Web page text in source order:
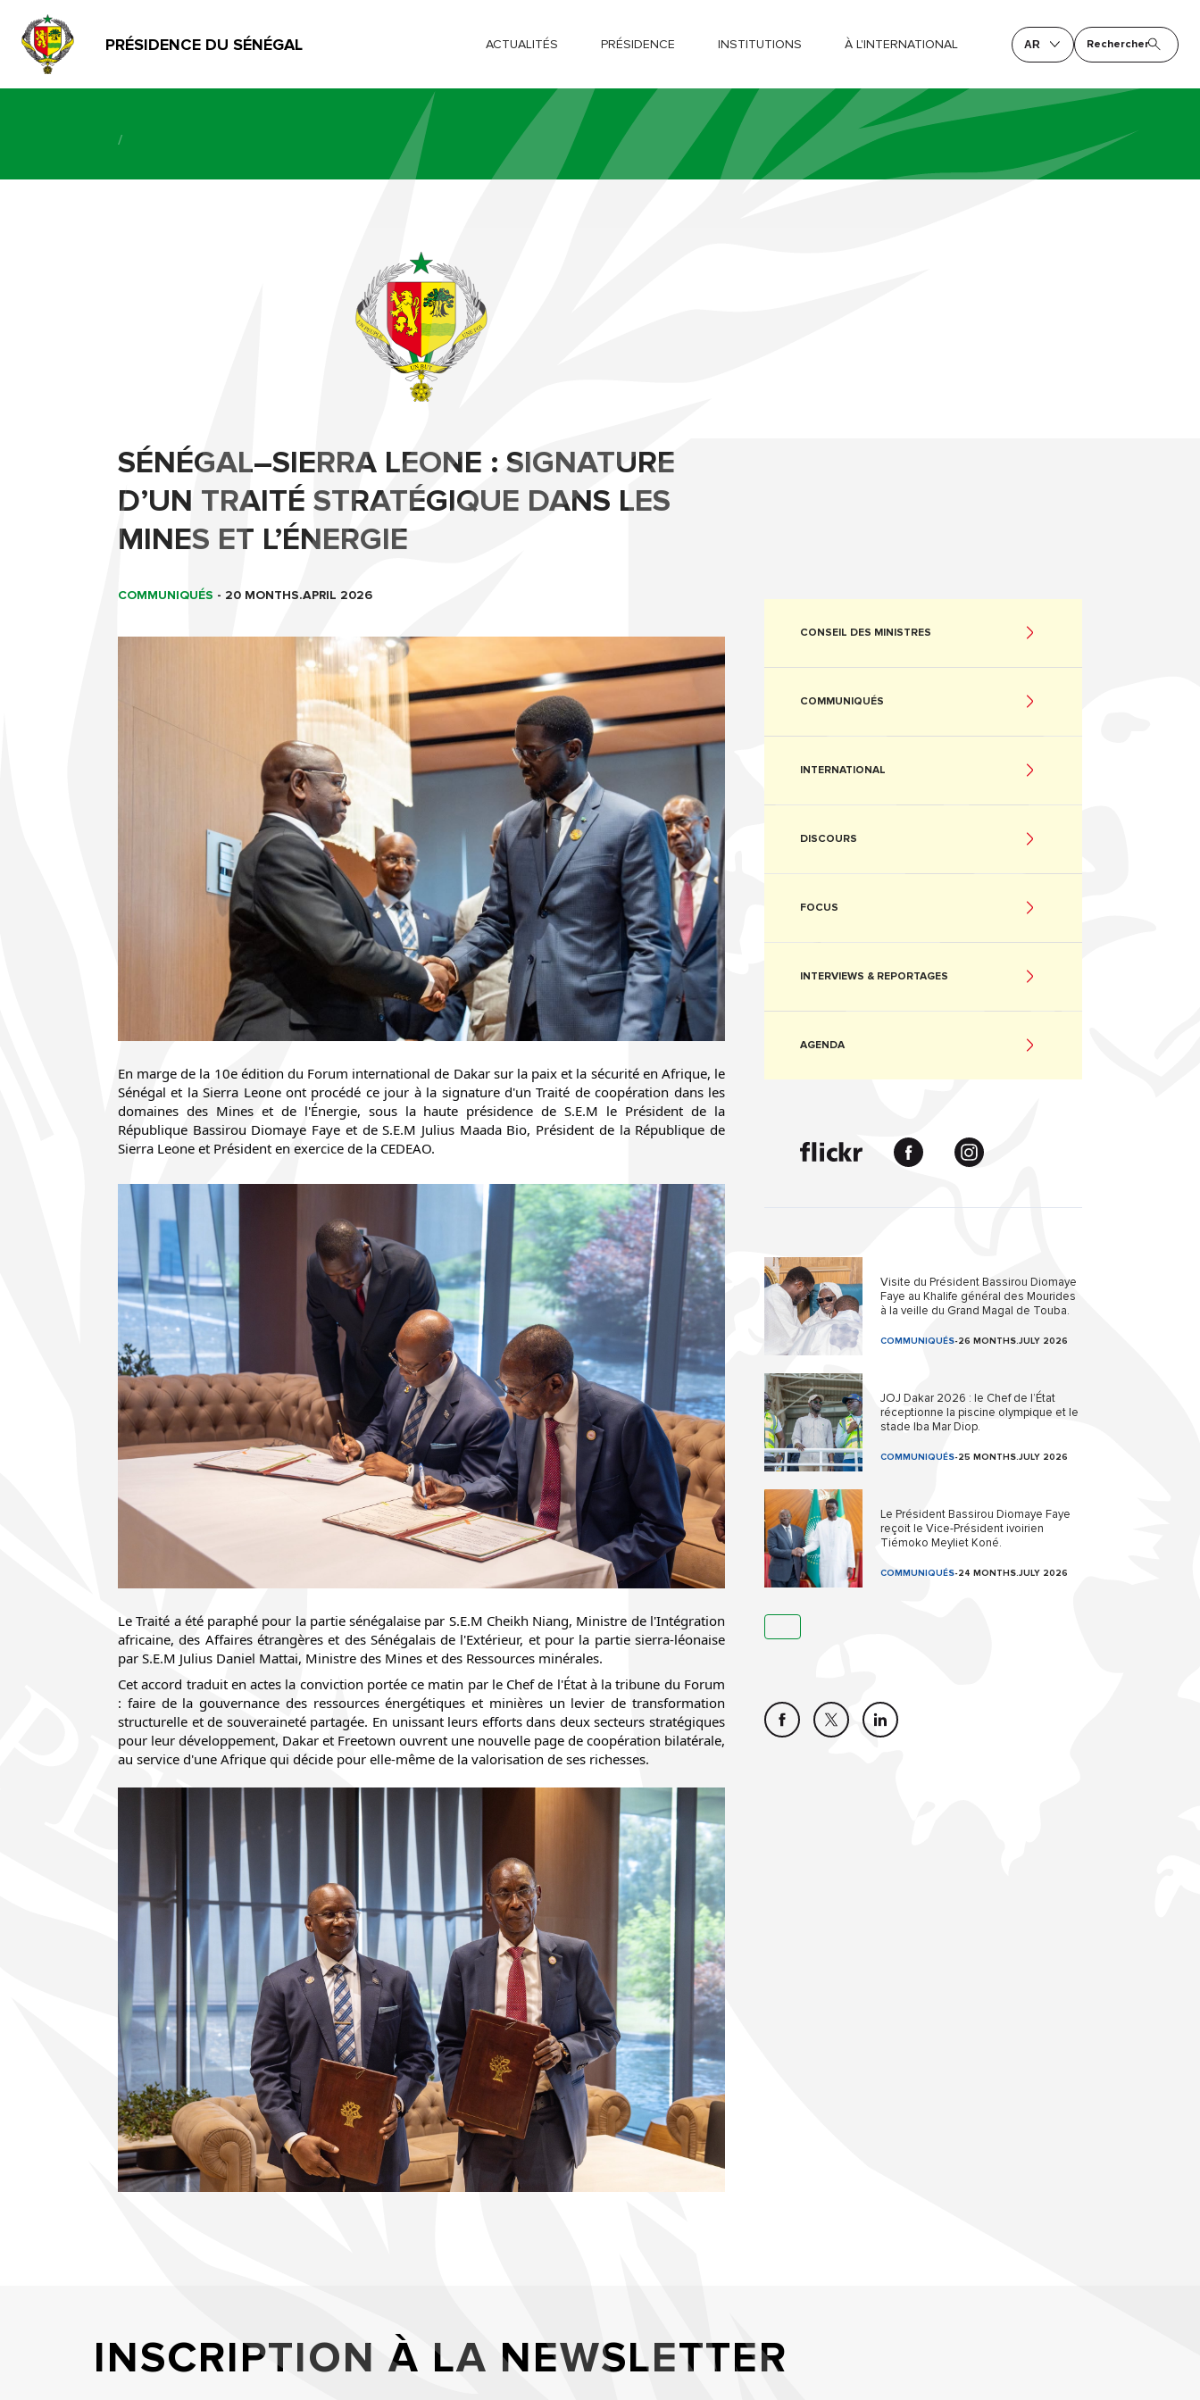
PRÉSIDENCE DU SÉNÉGAL ACTUALITÉS PRÉSIDENCE INSTITUTIONS À L'INTERNATIONAL AR Rechercher
/
SÉNÉGAL–SIERRA LEONE : SIGNATURE
D’UN TRAITÉ STRATÉGIQUE DANS LES
MINES ET L’ÉNERGIE
COMMUNIQUÉS - 20 MONTHS.APRIL 2026
En marge de la 10e édition du Forum international de Dakar sur la paix et la sécurité en Afrique, le
Sénégal et la Sierra Leone ont procédé ce jour à la signature d'un Traité de coopération dans les
domaines des Mines et de l'Énergie, sous la haute présidence de S.E.M le Président de la
République Bassirou Diomaye Faye et de S.E.M Julius Maada Bio, Président de la République de
Sierra Leone et Président en exercice de la CEDEAO.
Le Traité a été paraphé pour la partie sénégalaise par S.E.M Cheikh Niang, Ministre de l'Intégration
africaine, des Affaires étrangères et des Sénégalais de l'Extérieur, et pour la partie sierra-léonaise
par S.E.M Julius Daniel Mattai, Ministre des Mines et des Ressources minérales.
Cet accord traduit en actes la conviction portée ce matin par le Chef de l'État à la tribune du Forum
: faire de la gouvernance des ressources énergétiques et minières un levier de transformation
structurelle et de souveraineté partagée. En unissant leurs efforts dans deux secteurs stratégiques
pour leur développement, Dakar et Freetown ouvrent une nouvelle page de coopération bilatérale,
au service d'une Afrique qui décide pour elle-même de la valorisation de ses richesses.
CONSEIL DES MINISTRES
COMMUNIQUÉS
INTERNATIONAL
DISCOURS
FOCUS
INTERVIEWS & REPORTAGES
AGENDA
Visite du Président Bassirou Diomaye
Faye au Khalife général des Mourides
à la veille du Grand Magal de Touba.
COMMUNIQUÉS-26 MONTHS.JULY 2026
JOJ Dakar 2026 : le Chef de l’État
réceptionne la piscine olympique et le
stade Iba Mar Diop.
COMMUNIQUÉS-25 MONTHS.JULY 2026
Le Président Bassirou Diomaye Faye
reçoit le Vice-Président ivoirien
Tiémoko Meyliet Koné.
COMMUNIQUÉS-24 MONTHS.JULY 2026
INSCRIPTION À LA NEWSLETTER